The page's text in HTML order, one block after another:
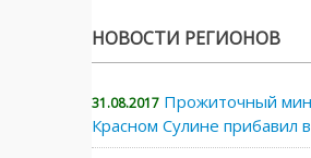
НОВОСТИ РЕГИОНОВ
31.08.2017 Прожиточный
Красном Сулине прибавил